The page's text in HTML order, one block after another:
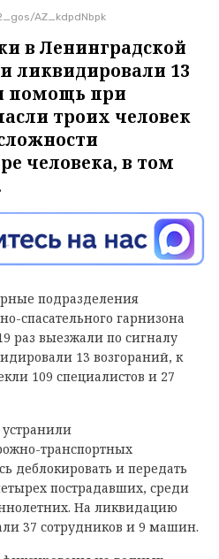
AZ_kdpdNbpk
в Ленинградской
ликвидировали 13
помощь при
троих человек
человека, в том
подразделения
спасательного гарнизона
раз выезжали по сигналу
13 возгораний, к
109 специалистов и 27
транспортных
деблокировать и передать
пострадавших, среди
На ликвидацию
37 сотрудников и 9 машин.